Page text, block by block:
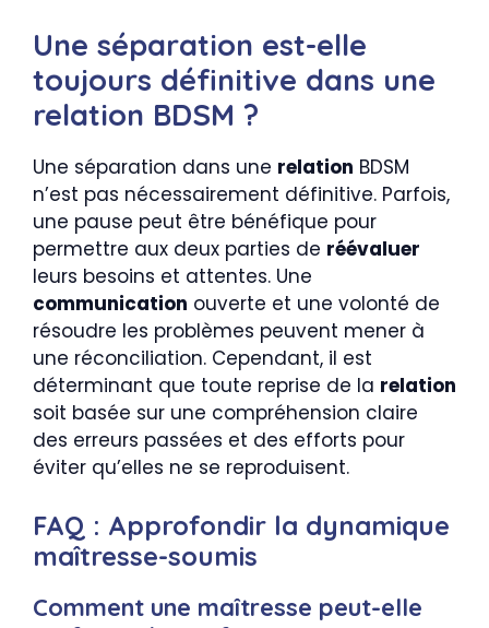
Une séparation est-elle
toujours définitive dans une
relation BDSM ?
Une séparation dans une relation BDSM
n’est pas nécessairement définitive. Parfois,
une pause peut être bénéfique pour
permettre aux deux parties de réévaluer
leurs besoins et attentes. Une
communication ouverte et une volonté de
résoudre les problèmes peuvent mener à
une réconciliation. Cependant, il est
déterminant que toute reprise de la relation
soit basée sur une compréhension claire
des erreurs passées et des efforts pour
éviter qu’elles ne se reproduisent.
FAQ : Approfondir la dynamique
maîtresse-soumis
Comment une maîtresse peut-elle